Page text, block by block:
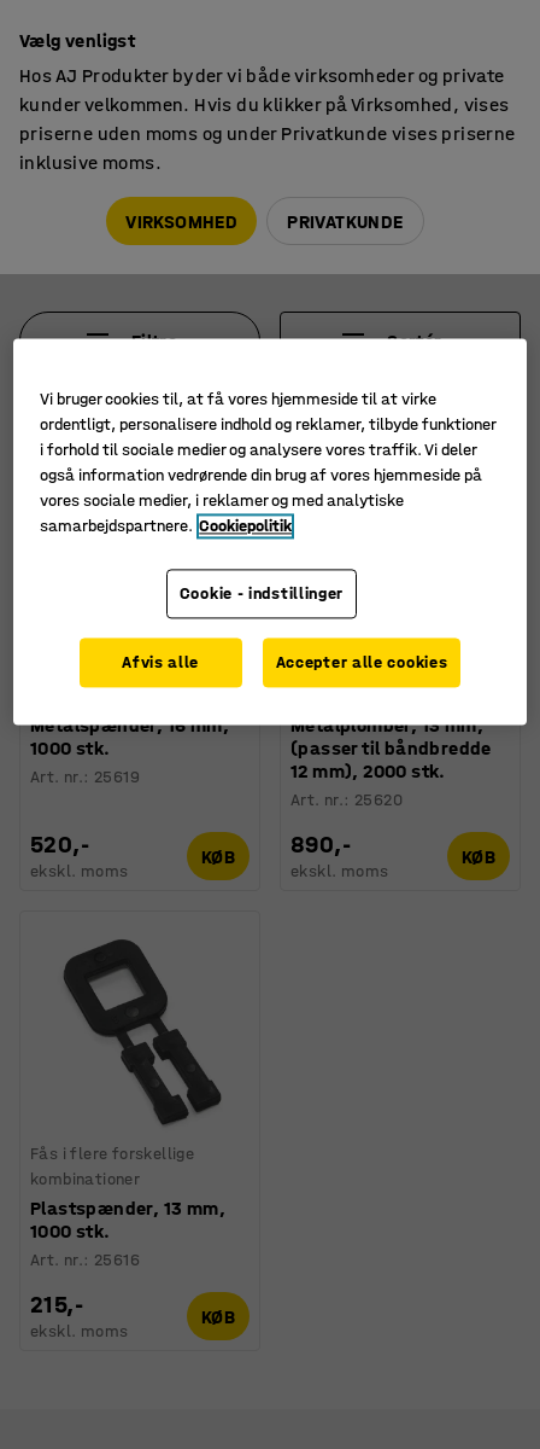
Plomber og spænder
Filtre Sortér
3 produkter
Fås i flere forskellige
Metalspænder, 16 mm,
1000 stk.
Art. nr.: 25619
520,-
ekskl. moms
KØB
Fås i flere forskellige
Metalplomber, 13 mm,
(passer til båndbredde
12 mm), 2000 stk.
Art. nr.: 25620
890,-
ekskl. moms
KØB
Fås i flere forskellige
kombinationer
Plastspænder, 13 mm,
1000 stk.
Art. nr.: 25616
215,-
ekskl. moms
KØB
Vælg venligst
Hos AJ Produkter byder vi både virksomheder og private
kunder velkommen. Hvis du klikker på Virksomhed, vises
priserne uden moms og under Privatkunde vises priserne
inklusive moms.
VIRKSOMHED PRIVATKUNDE
Vi bruger cookies til, at få vores hjemmeside til at virke
ordentligt, personalisere indhold og reklamer, tilbyde funktioner
i forhold til sociale medier og analysere vores traffik. Vi deler
også information vedrørende din brug af vores hjemmeside på
vores sociale medier, i reklamer og med analytiske
samarbejdspartnere. Cookiepolitik
Cookie - indstillinger
Afvis alle Accepter alle cookies